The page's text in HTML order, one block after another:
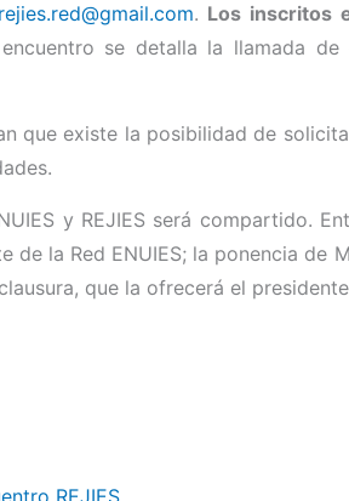
rejies.red@gmail.com. Los inscritos
se detalla la llamada
que existe la posibilidad de
y REJIES será compartido.
de la Red ENUIES; la ponencia
que la ofrecerá el
REJIES